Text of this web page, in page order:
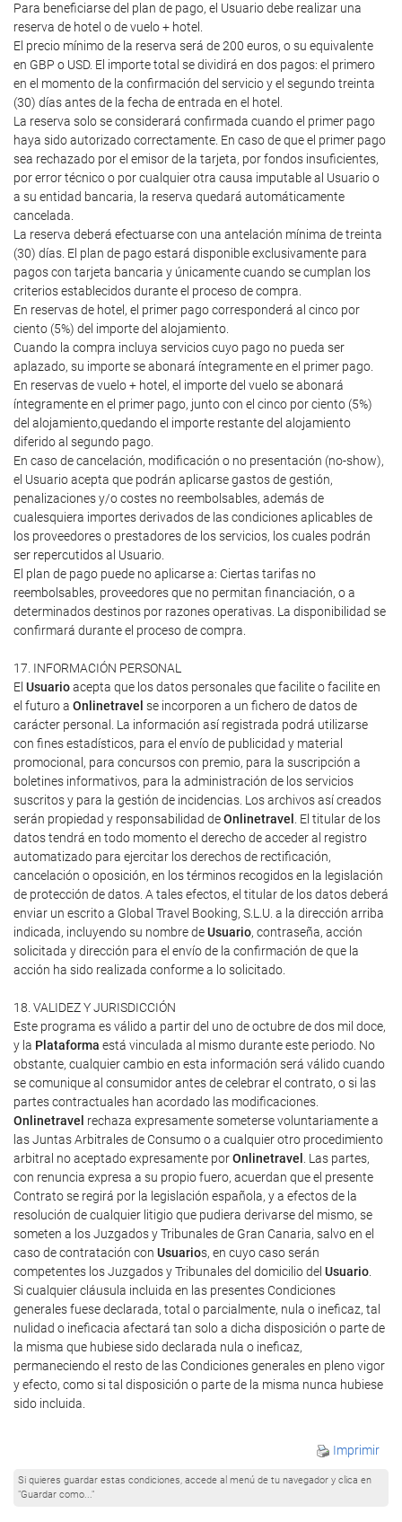
Para beneficiarse del plan de pago, el Usuario debe realizar una
reserva de hotel o de vuelo + hotel.
El precio mínimo de la reserva será de 200 euros, o su equivalente
en GBP o USD. El importe total se dividirá en dos pagos: el primero
en el momento de la confirmación del servicio y el segundo treinta
(30) días antes de la fecha de entrada en el hotel.
La reserva solo se considerará confirmada cuando el primer pago
haya sido autorizado correctamente. En caso de que el primer pago
sea rechazado por el emisor de la tarjeta, por fondos insuficientes,
por error técnico o por cualquier otra causa imputable al Usuario o
a su entidad bancaria, la reserva quedará automáticamente
cancelada.
La reserva deberá efectuarse con una antelación mínima de treinta
(30) días. El plan de pago estará disponible exclusivamente para
pagos con tarjeta bancaria y únicamente cuando se cumplan los
criterios establecidos durante el proceso de compra.
En reservas de hotel, el primer pago corresponderá al cinco por
ciento (5%) del importe del alojamiento.
Cuando la compra incluya servicios cuyo pago no pueda ser
aplazado, su importe se abonará íntegramente en el primer pago.
En reservas de vuelo + hotel, el importe del vuelo se abonará
íntegramente en el primer pago, junto con el cinco por ciento (5%)
del alojamiento,quedando el importe restante del alojamiento
diferido al segundo pago.
En caso de cancelación, modificación o no presentación (no-show),
el Usuario acepta que podrán aplicarse gastos de gestión,
penalizaciones y/o costes no reembolsables, además de
cualesquiera importes derivados de las condiciones aplicables de
los proveedores o prestadores de los servicios, los cuales podrán
ser repercutidos al Usuario.
El plan de pago puede no aplicarse a: Ciertas tarifas no
reembolsables, proveedores que no permitan financiación, o a
determinados destinos por razones operativas. La disponibilidad se
confirmará durante el proceso de compra.
17. INFORMACIÓN PERSONAL
El Usuarioacepta que los datos personales que facilite o facilite en
el futuro a Onlinetravel se incorporen a un fichero de datos de
carácter personal. La información así registrada podrá utilizarse
con fines estadísticos, para el envío de publicidad y material
promocional, para concursos con premio, para la suscripción a
boletines informativos, para la administración de los servicios
suscritos y para la gestión de incidencias. Los archivos así creados
serán propiedad y responsabilidad deOnlinetravel
. El titular de los
datos tendrá en todo momento el derecho de acceder al registro
automatizado para ejercitar los derechos de rectificación,
cancelación o oposición, en los términos recogidos en la legislación
de protección de datos. A tales efectos, el titular de los datos deberá
enviar un escrito a Global Travel Booking, S.L.U. a la dirección arriba
indicada, incluyendo su nombre deUsuario, contraseña, acción
solicitada y dirección para el envío de la confirmación de que la
acción ha sido realizada conforme a lo solicitado.
18. VALIDEZ Y JURISDICCIÓN
Este programa es válido a partir del uno de octubre de dos mil doce,
y la Plataforma está vinculada al mismo durante este periodo. No
obstante, cualquier cambio en esta información será válido cuando
se comunique al consumidor antes de celebrar el contrato, o si las
partes contractuales han acordado las modificaciones.
Onlinetravel rechaza expresamente someterse voluntariamente a
las Juntas Arbitrales de Consumo o a cualquier otro procedimiento
arbitral no aceptado expresamente porOnlinetravel
. Las partes,
con renuncia expresa a su propio fuero, acuerdan que el presente
Contrato se regirá por la legislación española, y a efectos de la
resolución de cualquier litigio que pudiera derivarse del mismo, se
someten a los Juzgados y Tribunales de Gran Canaria, salvo en el
caso de contratación con Usuarios, en cuyo caso serán
competentes los Juzgados y Tribunales del domicilio del Usuario
Si cualquier cláusula incluida en las presentes Condiciones
generales fuese declarada, total o parcialmente, nula o ineficaz, tal
nulidad o ineficacia afectará tan solo a dicha disposición o parte de
la misma que hubiese sido declarada nula o ineficaz,
permaneciendo el resto de las Condiciones generales en pleno vigor
y efecto, como si tal disposición o parte de la misma nunca hubiese
sido incluida.
Imprimir
Si quieres guardar estas condiciones, accede al menú de tu navegador y clica en
"Guardar como..."